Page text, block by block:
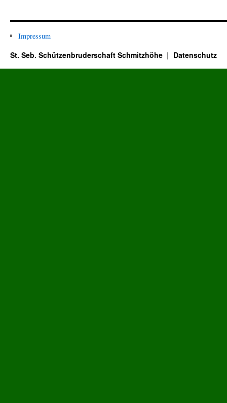
Impressum
St. Seb. Schützenbruderschaft Schmitzhöhe Datenschutz